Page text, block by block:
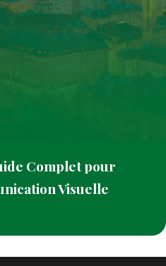
Complet pour
Visuelle